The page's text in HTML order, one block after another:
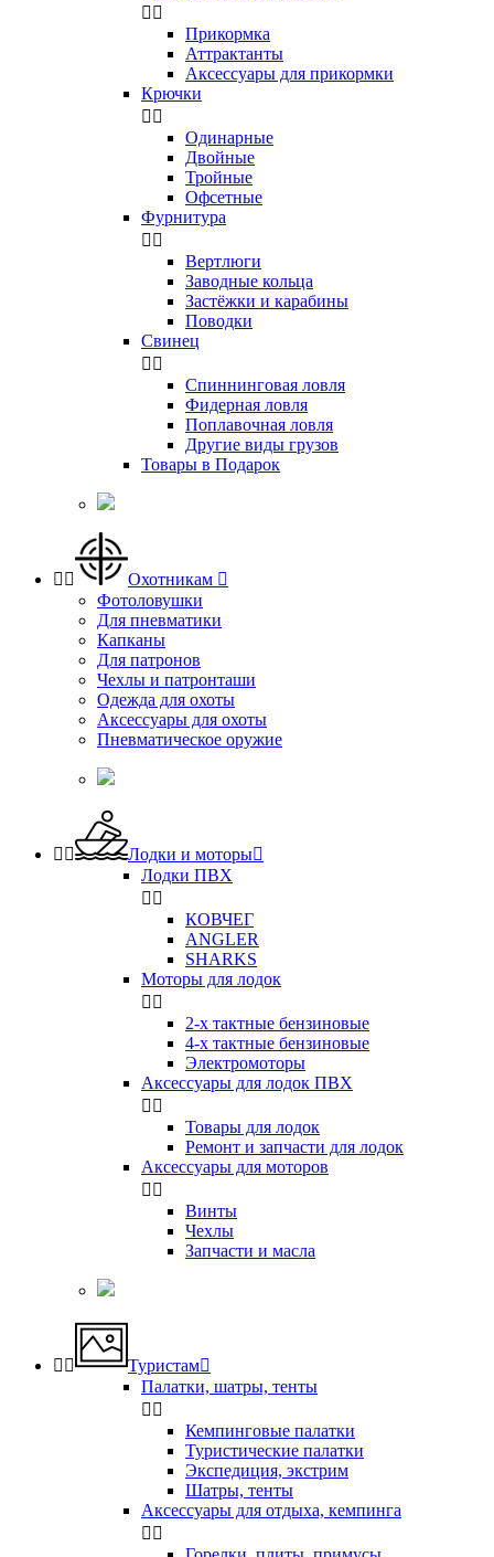
 
Прикормка
Аттрактанты
Аксессуары для прикормки
Крючки
 
Одинарные
Двойные
Тройные
Офсетные
Фурнитура
 
Вертлюги
Заводные кольца
Застёжки и карабины
Поводки
Свинец
 
Спиннинговая ловля
Фидерная ловля
Поплавочная ловля
Другие виды грузов
Товары в Подарок
  Охотникам 
Фотоловушки
Для пневматики
Капканы
Для патронов
Чехлы и патронташи
Одежда для охоты
Аксессуары для охоты
Пневматическое оружие
  Лодки и моторы
Лодки ПВХ
 
КОВЧЕГ
ANGLER
SHARKS
Моторы для лодок
 
2-х тактные бензиновые
4-х тактные бензиновые
Электромоторы
Аксессуары для лодок ПВХ
 
Товары для лодок
Ремонт и запчасти для лодок
Аксессуары для моторов
 
Винты
Чехлы
Запчасти и масла
  Туристам
Палатки, шатры, тенты
 
Кемпинговые палатки
Туристические палатки
Экспедиция, экстрим
Шатры, тенты
Аксессуары для отдыха, кемпинга
 